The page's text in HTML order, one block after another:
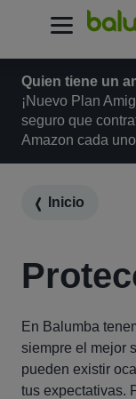
Quien tiene un
¡Nuevo Plan
seguro que
Amazon cada
Inicio
En Balumba
siempre el mejor
pueden existir
tus expectativas.